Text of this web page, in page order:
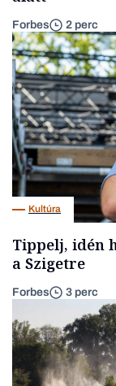
Forbes 2 perc
Kultúra
Tippelj, idén
a Szigetre
Forbes 3 perc